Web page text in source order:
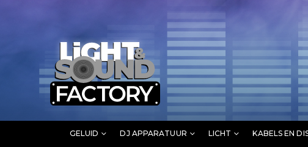
GELUID DJ APPARATUUR LICHT KABELS EN